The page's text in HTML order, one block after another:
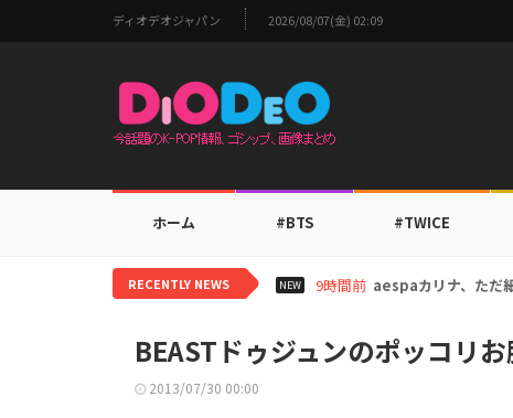
ディオデオジャパン 2026/08/07(金) 02:09
ホーム #BTS #TWICE
RECENTLY NEWS NEW 11時間前 TWICEモモ、家族
BEASTドゥジュンのポッコリ
2013/07/30 00:00